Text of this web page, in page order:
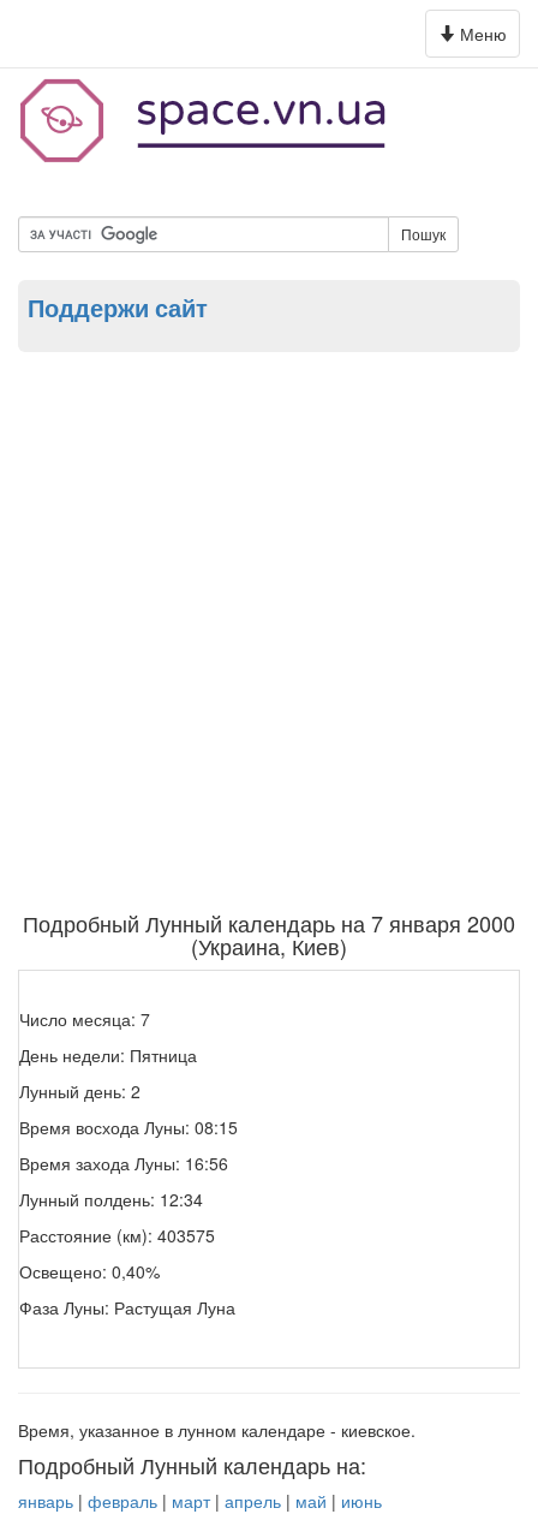
Toggle
navigation
Меню
Пошук
Поддержи сайт
Подробный Лунный календарь на 7 января 2000
(Украина, Киев)
Число месяца: 7
День недели: Пятница
Лунный день: 2
Время восхода Луны: 08:15
Время захода Луны: 16:56
Лунный полдень: 12:34
Расстояние (км): 403575
Освещено: 0,40%
Фаза Луны: Растущая Луна
Время, указанное в лунном календаре - киевское.
Подробный Лунный календарь на:
январь | февраль | март| апрель | май | июнь